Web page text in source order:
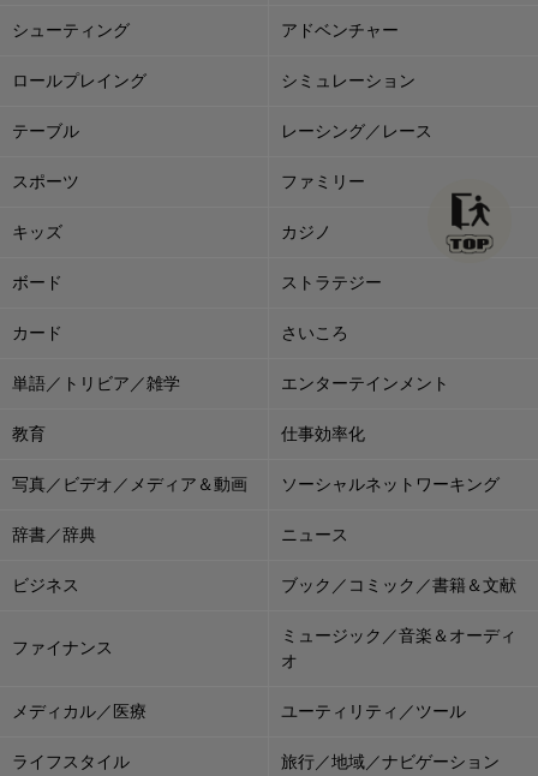
シューティング アドベンチャー
ロールプレイング シミュレーション
テーブル レーシング／レース
スポーツ ファミリー
キッズ カジノ
ボード ストラテジー
カード さいころ
単語／トリビア／雑学 エンターテインメント
教育 仕事効率化
写真／ビデオ／メディア＆動画 ソーシャルネットワーキング
辞書／辞典 ニュース
ビジネス ブック／コミック／書籍＆文献
ファイナンス
ミュージック／音楽＆オーディ
オ
メディカル／医療 ユーティリティ／ツール
ライフスタイル 旅行／地域／ナビゲーション